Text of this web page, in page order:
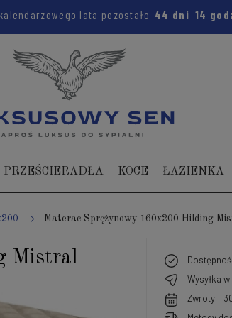
lata pozostało 44 dni 14
PRZEŚCIERADŁA KOCE ŁAZIENKA
Materac Sprężynowy 160x200 Hilding
Mistral
Wysyłka w:
Zwroty: